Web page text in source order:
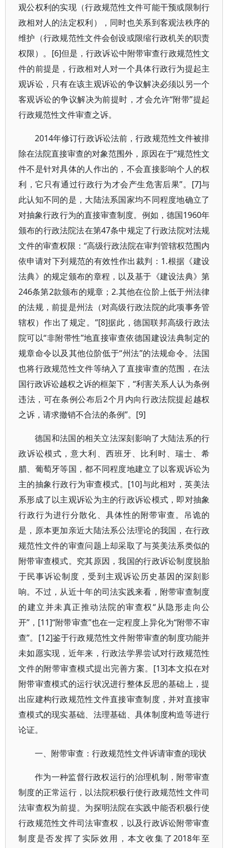
观公权利的实现（行政规范性文件可能干预或限制行
政相对人的法定权利），同时也关系到客观法秩序的
维护（行政规范性文件会创设或限缩行政机关的职责
权限）。[6]但是，行政诉讼中附带审查行政规范性文
件的前提是，行政相对人对一个具体行政行为提起主
观诉讼，只有在该主观诉讼的争议解决必须以另一个
客观诉讼的争议解决为前提时，才会允许“附带”提起
行政规范性文件审查之诉。
2014年修订行政诉讼法前，行政规范性文件被排
除在法院直接审查的对象范围外，原因在于“规范性文
件不是针对具体的人作出的，不会直接影响个人的权
利，它只有通过行政行为才会产生危害后果”。[7]与
此认知不同的是，大陆法系国家均不同程度地确立了
对抽象行政行为的直接审查制度。例如，德国1960年
颁布的行政法院法在第47条中规定了行政法院对法规
文件的审查权限：“高级行政法院在审判管辖权范围内
依申请对下列规范的有效性作出裁判：1.根据《建设
法典》的规定颁布的章程，以及基于《建设法典》第
246条第2款颁布的规章；2.其他在位阶上低于州法律
的法规，前提是州法（对高级行政法院的此项事务管
辖权）作出了规定。”[8]据此，德国联邦高级行政法
院可以“非附带性”地直接审查依德国建设法典制定的
规章命令以及其他位阶低于“州法”的法规命令。法国
也将行政规范性文件等纳入了直接审查的范围，在法
国行政诉讼越权之诉的框架下，“利害关系人认为条例
违法，可在条例公布后2个月内向行政法院提起越权
之诉，请求撤销不合法的条例”。[9]
德国和法国的相关立法深刻影响了大陆法系的行
政诉讼模式，意大利、西班牙、比利时、瑞士、希
腊、葡萄牙等国，都不同程度地建立了以客观诉讼为
主的抽象行政行为审查模式。[10]与此相对，英美法
系形成了以主观诉讼为主的行政诉讼模式，即对抽象
行政行为进行分散化、具体性的附带审查。吊诡的
是，原本更加亲近大陆法系公法理论的我国，在行政
规范性文件的审查问题上却采取了与英美法系类似的
附带审查模式。究其原因，我国的行政诉讼制度脱胎
于民事诉讼制度，受到主观诉讼历史基因的深刻影
响。不过，从近十年的司法实践来看，附带审查制度
的建立并未真正推动法院的审查权“从隐形走向公
开”，[11]“附带审查”也在一定程度上异化为“附带不审
查”。[12]鉴于行政规范性文件附带审查的制度功能并
未如愿实现，近年来，行政法学界尝试对行政规范性
文件的附带审查模式提出完善方案。[13]本文拟在对
附带审查模式的运行状况进行整体反思的基础上，提
出应建构行政规范性文件直接审查制度，并对直接审
查模式的现实基础、法理基础、具体制度构造等进行
论证。
一、附带审查：行政规范性文件诉请审查的现状
作为一种监督行政权运行的治理机制，附带审查
制度的正常运行，以法院积极行使行政规范性文件司
法审查权为前提。为探明法院在实践中能否积极行使
行政规范性文件司法审查权，以及行政诉讼附带审查
制度是否发挥了实际效用，本文收集了2018年至